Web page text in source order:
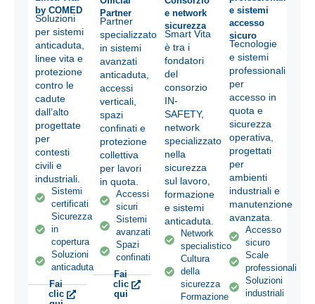
e sistemi
accesso
sicuro
Tecnologie
e sistemi
professionali
per
accesso in
quota e
sicurezza
operativa,
progettati
per
ambienti
industriali e
manutenzione
avanzata.
Accesso
sicuro
Scale
professionali
Soluzioni
industriali
e network
sicurezza
Smart Vita
è tra i
fondatori
del
consorzio
IN-
SAFETY,
network
specializzato
nella
sicurezza
sul lavoro,
formazione
e sistemi
anticaduta.
Network
specialistico
Cultura
della
sicurezza
Formazione
Partner
Partner
specializzato
in sistemi
avanzati
anticaduta,
accessi
verticali,
spazi
confinati e
protezione
collettiva
per lavori
in quota.
Accessi
sicuri
Sistemi
avanzati
Spazi
confinati
Fai
clic
qui
by COMED
Soluzioni
per sistemi
anticaduta,
linee vita e
protezione
contro le
cadute
dall’alto
progettate
per
contesti
civili e
industriali.
Sistemi
certificati
Sicurezza
in
copertura
Soluzioni
anticaduta
Fai
clic